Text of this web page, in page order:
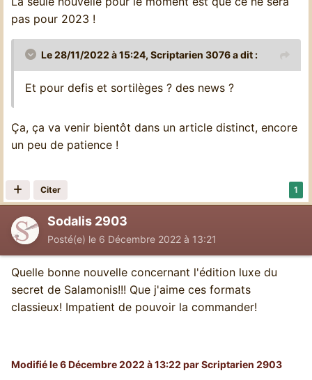
pas pour 2023 !
Le 28/11/2022 à 15:24, Scriptarien 3076a dit :
Et pour defis et sortilèges ? des news ?
Ça, ça va venir bientôt dans un article distinct, encore
un peu de patience !
1
Citer
Sodalis 2903
Posté(e) le 6 Décembre 2022 à 13:21
Quelle bonne nouvelle concernant l'édition luxe du
secret de Salamonis!!! Que j'aime ces formats
classieux! Impatient de pouvoir la commander!
Modifiéle 6 Décembre 2022 à 13:22 par Scriptarien 2903